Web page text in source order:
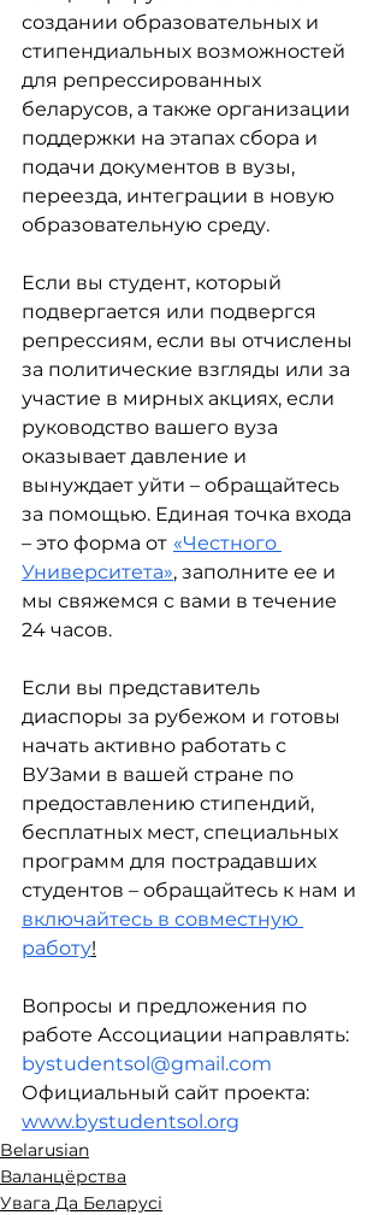
создании образовательных и
стипендиальных возможностей
для репрессированных
беларусов, а также организации
поддержки на этапах сбора и
подачи документов в вузы,
переезда, интеграции в новую
образовательную среду.
Если вы студент, который
подвергается или подвергся
репрессиям, если вы отчислены
за политические взгляды или за
участие в мирных акциях, если
руководство вашего вуза
оказывает давление и
вынуждает уйти – обращайтесь
за помощью. Единая точка входа
– это форма от «Честного
Университета», заполните ее и
мы свяжемся с вами в течение
24 часов.
Если вы представитель
диаспоры за рубежом и готовы
начать активно работать с
ВУЗами в вашей стране по
предоставлению стипендий,
бесплатных мест, специальных
программ для пострадавших
студентов – обращайтесь к нам и
включайтесь в совместную
работу!
Вопросы и предложения по
работе Ассоциации направлять:
bystudentsol@gmail.com
Официальный сайт проекта:
www.bystudentsol.org
Belarusian
Валанцёрства
Увага Да Беларусі